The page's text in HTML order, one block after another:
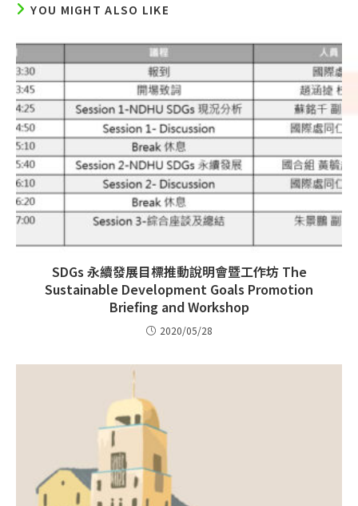
YOU MIGHT ALSO LIKE
SDGs 永續發展目標推動說明會暨工作坊 The
Sustainable Development Goals Promotion
Briefing and Workshop
2020/05/28